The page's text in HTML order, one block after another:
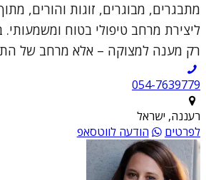
מתבגרים, מבוגרים, זוגות והורים,
ליצירת מרחב טיפולי בטוח ומשמעותי.
רק מענה למצוקה – אלא מרחב של
054-7639779
רעננה, ישראל
לפרטים
הודעה לווטסאפ